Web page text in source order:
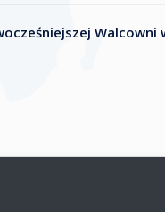
Walcowni
Polityka